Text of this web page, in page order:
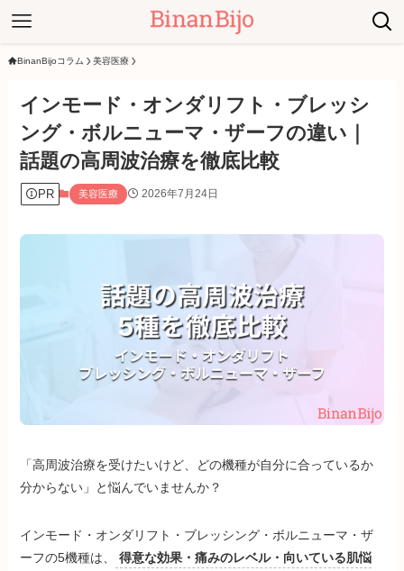
BinanBijoコラム 美容医療
インモード・オンダリフト・ブレッシ
ング・ボルニューマ・ザーフの違い｜
話題の高周波治療を徹底比較
PR 美容医療 2026年7月24日
「高周波治療を受けたいけど、どの機種が自分に合っているか
分からない」と悩んでいませんか？
インモード・オンダリフト・ブレッシング・ボルニューマ・ザ
ーフの5機種は、
得意な効果・痛みのレベル・向いている肌悩